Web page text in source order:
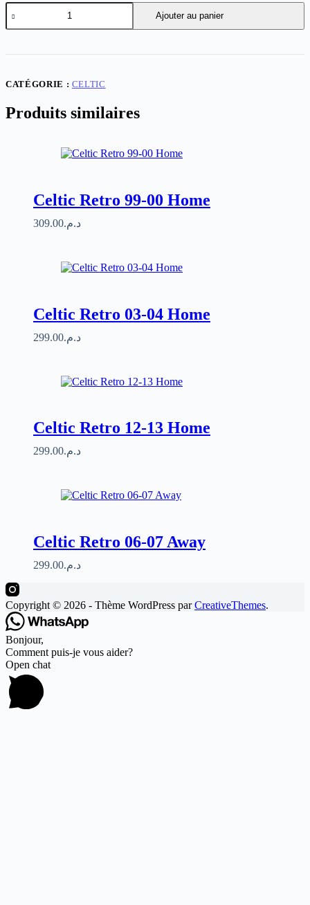
quantité
de
Celtic
Ajouter au panier
CATÉGORIE : CELTIC
Produits similaires
Celtic Retro 99-00 Home
د.م.309.00
Celtic Retro 03-04 Home
د.م.299.00
Celtic Retro 12-13 Home
د.م.299.00
Celtic Retro 06-07 Away
د.م.299.00
Copyright © 2026 - Thème WordPress parCreativeThemes.
Bonjour,
Comment puis-je vous aider?
Open chat